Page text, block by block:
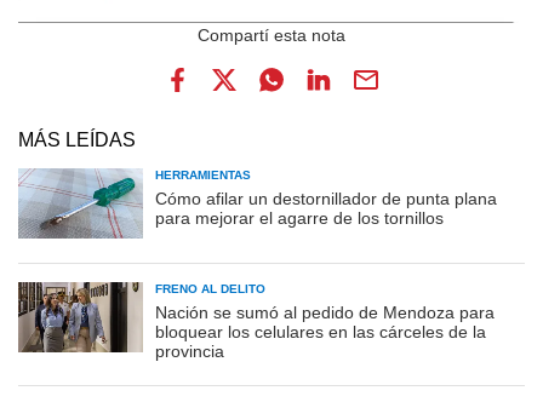
MÁS LEÍDAS
HERRAMIENTAS
Cómo afilar un destornillador de punta plana
para mejorar el agarre de los tornillos
FRENO AL DELITO
Nación se sumó al pedido de Mendoza para
bloquear los celulares en las cárceles de la
provincia